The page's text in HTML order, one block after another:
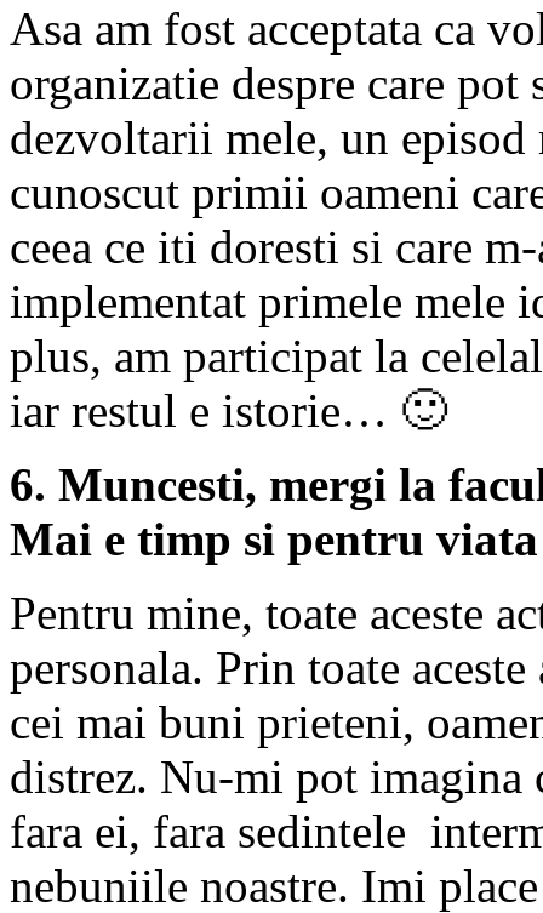
Asa am fost acceptata ca
organizatie despre care pot
dezvoltarii mele, un
cunoscut primii oameni
ceea ce iti doresti si care
implementat primele mele
plus, am participat la
iar restul e istorie… 🙂
6. Muncesti, mergi la
Mai e timp si pentru
Pentru mine, toate aceste
personala. Prin toate
cei mai buni prieteni,
distrez. Nu-mi pot imagina
fara ei, fara sedintele
nebuniile noastre. Imi